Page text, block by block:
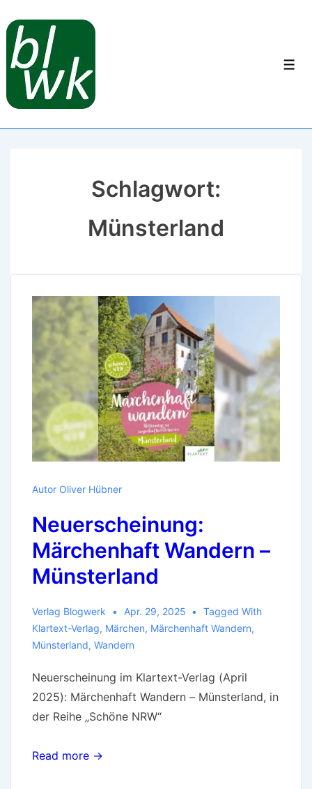
Schlagwort:
Münsterland
Autor Oliver Hübner
Neuerscheinung:
Märchenhaft Wandern –
Münsterland
Verlag Blogwerk Apr. 29, 2025
Tagged With
Klartext-Verlag, Märchen, Märchenhaft Wandern,
Münsterland, Wandern
Neuerscheinung im Klartext-Verlag (April
2025): Märchenhaft Wandern – Münsterland, in
der Reihe „Schöne NRW“
Read more →